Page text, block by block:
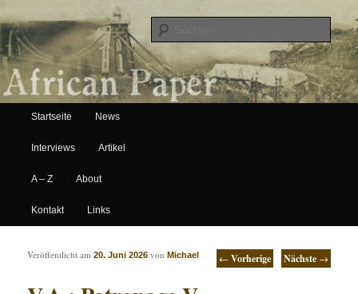
African Paper
Hauptmenü
Zum Inhalt wechseln
Zum sekundären Inhalt wechseln
Startseite News
Interviews Artikel
A – Z About
Kontakt Links
Artikelnavigation ← Vorherige Nächste →
Veröffentlicht am20. Juni 2026 vonMichael